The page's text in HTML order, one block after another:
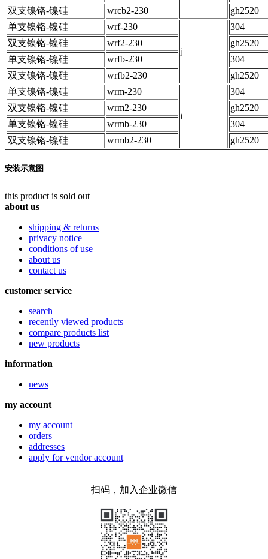
双支镍铬-镍硅
wrcb2-230
gh2520
单支镍铬-镍硅
wrf-230
j
304
双支镍铬-镍硅
wrf2-230
gh2520
单支镍铬-镍硅
wrfb-230
304
双支镍铬-镍硅
wrfb2-230
gh2520
单支镍铬-镍硅
wrm-230
t
304
双支镍铬-镍硅
wrm2-230
gh2520
单支镍铬-镍硅
wrmb-230
304
双支镍铬-镍硅
wrmb2-230 gh2520
安装示意图
this product is sold out
about us
shipping & returns
privacy notice
conditions of use
about us
contact us
customer service
search
recently viewed products
compare products list
new products
information
news
my account
my account
orders
addresses
apply for vendor account
扫码，加入企业微信